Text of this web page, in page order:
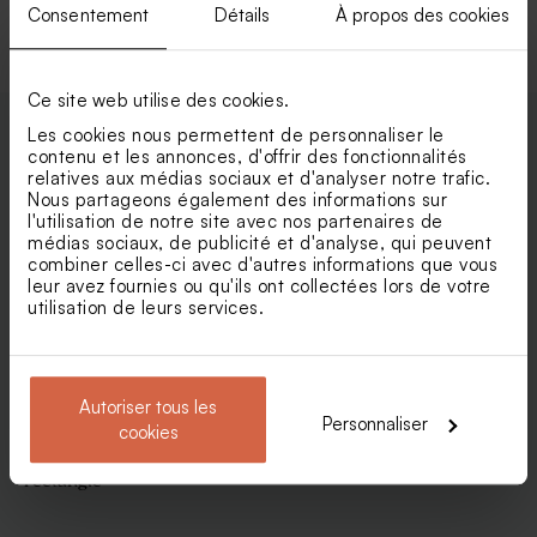
Consentement Détails À propos des cookies
Ce site web utilise des cookies.
Les cookies nous permettent de personnaliser le
contenu et les annonces, d'offrir des fonctionnalités
relatives aux médias sociaux et d'analyser notre trafic.
Nous partageons également des informations sur
l'utilisation de notre site avec nos partenaires de
médias sociaux, de publicité et d'analyse, qui peuvent
combiner celles-ci avec d'autres informations que vous
leur avez fournies ou qu'ils ont collectées lors de votre
utilisation de leurs services.
Autoriser tous les
cookies
Personnaliser
Enveloppes
Enveloppe blanche
rectangle
Enveloppe vœux rouille